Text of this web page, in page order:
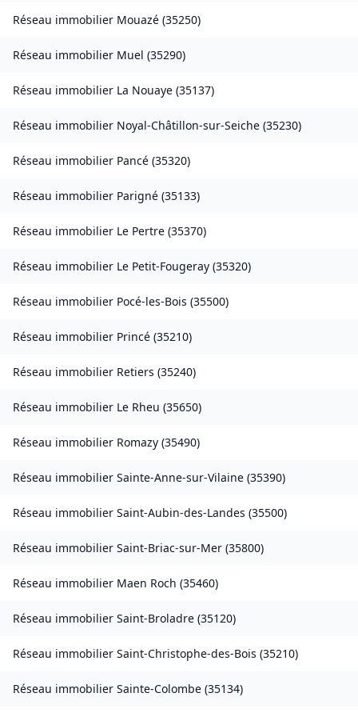
Réseau immobilier Mouazé (35250)
Réseau immobilier Muel (35290)
Réseau immobilier La Nouaye (35137)
Réseau immobilier Noyal-Châtillon-sur-Seiche (35230)
Réseau immobilier Pancé (35320)
Réseau immobilier Parigné (35133)
Réseau immobilier Le Pertre (35370)
Réseau immobilier Le Petit-Fougeray (35320)
Réseau immobilier Pocé-les-Bois (35500)
Réseau immobilier Princé (35210)
Réseau immobilier Retiers (35240)
Réseau immobilier Le Rheu (35650)
Réseau immobilier Romazy (35490)
Réseau immobilier Sainte-Anne-sur-Vilaine (35390)
Réseau immobilier Saint-Aubin-des-Landes (35500)
Réseau immobilier Saint-Briac-sur-Mer (35800)
Réseau immobilier Maen Roch (35460)
Réseau immobilier Saint-Broladre (35120)
Réseau immobilier Saint-Christophe-des-Bois (35210)
Réseau immobilier Sainte-Colombe (35134)